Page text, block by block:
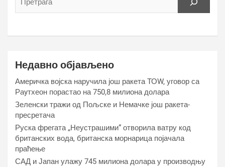
Недавно објављено
Америчка војска наручила још ракета ТОW, уговор са
Раyтхеон порастао на 750,8 милиона долара
Зеленски тражи од Пољске и Немачке још ракета-
пресретача
Руска фрегата „Неустрашими“ отворила ватру код
британских вода, британска морнарица појачала
праћење
САД и Јапан улажу 745 милиона долара у производњу